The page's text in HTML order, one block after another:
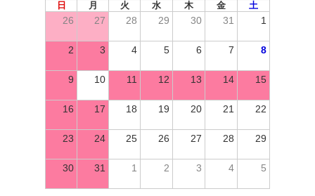
日 月 火 水 木 金 土
26 27 28 29 30 31 1
2 3 4 5 6 7 8
9 10 11 12 13 14 15
16 17 18 19 20 21 22
23 24 25 26 27 28 29
30 31 1 2 3 4 5